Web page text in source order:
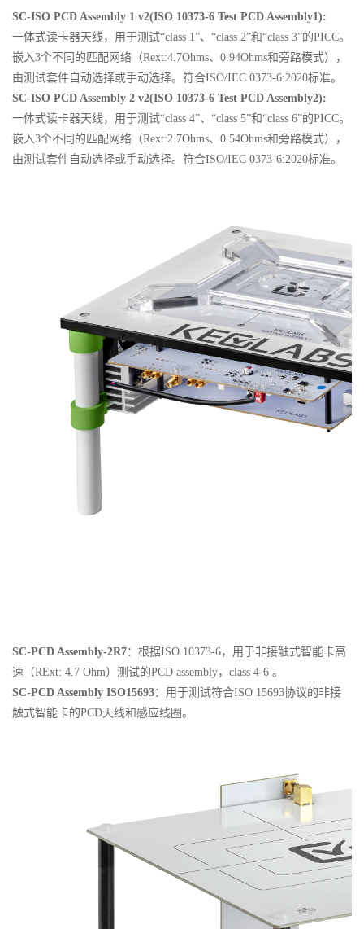
SC-ISO PCD Assembly 1 v2(ISO 10373-6 Test PCD Assembly1):
一体式读卡器天线，用于测试“class 1”、“class 2”和“class 3”的PICC。
嵌入3个不同的匹配网络（Rext:4.7Ohms、0.94Ohms和旁路模式），
由测试套件自动选择或手动选择。符合ISO/IEC 0373-6:2020标准。
SC-ISO PCD Assembly 2 v2(ISO 10373-6 Test PCD Assembly2):
一体式读卡器天线，用于测试“class 4”、“class 5”和“class 6”的PICC。
嵌入3个不同的匹配网络（Rext:2.7Ohms、0.54Ohms和旁路模式），
由测试套件自动选择或手动选择。符合ISO/IEC 0373-6:2020标准。
SC-PCD Assembly-2R7：根据ISO 10373-6，用于非接触式智能卡高
速（RExt: 4.7 Ohm）测试的PCD assembly，class 4-6 。
SC-PCD Assembly ISO15693：用于测试符合ISO 15693协议的非接
触式智能卡的PCD天线和感应线圈。